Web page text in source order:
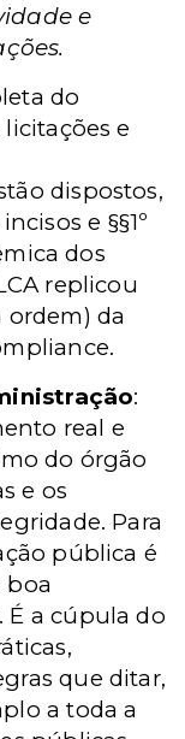
e
do
e
dispostos,
e §§1º
dos
replicou
ordem) da
:
real e
do órgão
e os
Para
pública é
boa
É a cúpula do
que ditar,
a toda a